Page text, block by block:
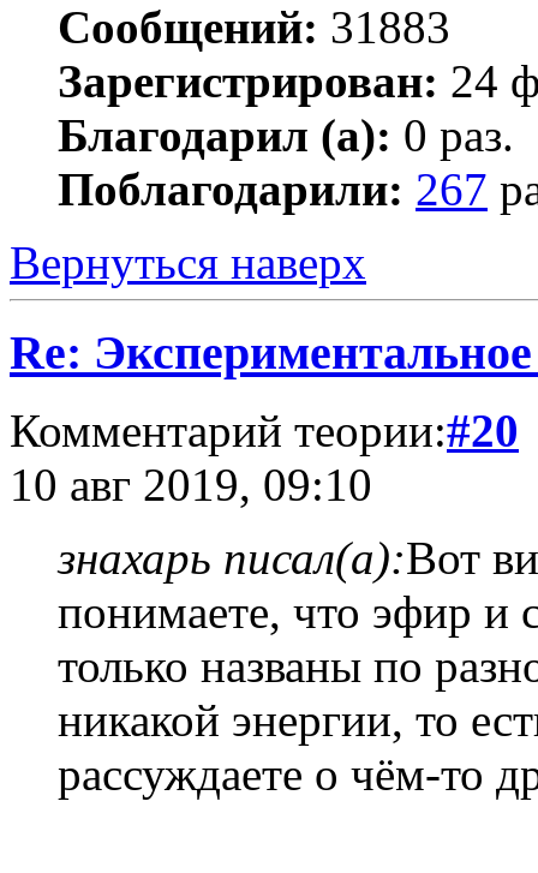
Сообщений: 31883
Зарегистрирован: 24
Благодарил (а): 0 раз.
Поблагодарили: 267
Вернуться наверх
Re:
Комментарий теории:#20
10 авг 2019, 09:10
знахарь писал(а):Вот
понимаете, что эфир и
только названы по
никакой энергии, то
рассуждаете о чём-то